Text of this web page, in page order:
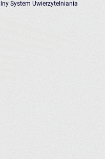
System Uwierzytelniania